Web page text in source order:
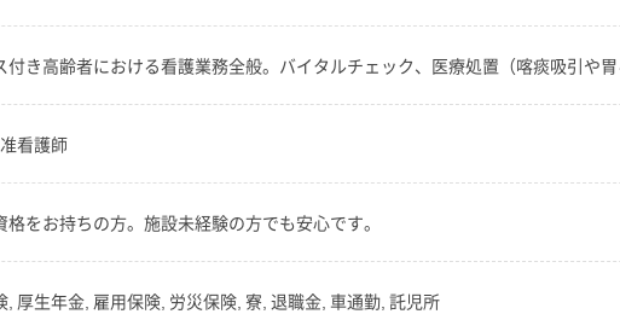
付き高齢者における看護業務全般。バイタルチェック、医療処置（喀痰吸引や
看護師
格をお持ちの方。施設未経験の方でも安心です。
, 厚生年金, 雇用保険, 労災保険, 寮, 退職金, 車通勤, 託児所